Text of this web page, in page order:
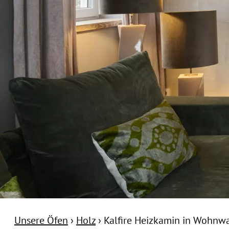
Unsere Öfen › Holz › Kalfire Heizkamin in